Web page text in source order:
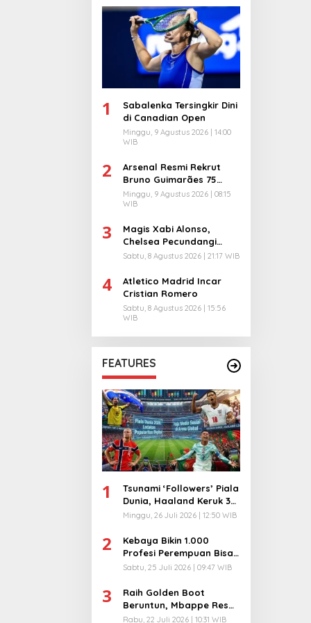
1
Sabalenka Tersingkir Dini
di Canadian Open
Minggu, 9 Agustus 2026 | 14:00
WIB
2
Arsenal Resmi Rekrut
Bruno Guimarães 75
Juta Pound
Minggu, 9 Agustus 2026 | 08:15
WIB
3
Magis Xabi Alonso,
Chelsea Pecundangi
Milan
Sabtu, 8 Agustus 2026 | 21:17 WIB
4
Atletico Madrid Incar
Cristian Romero
Sabtu, 8 Agustus 2026 | 15:56
WIB
FEATURES
1
Tsunami ‘Followers’ Piala
Dunia, Haaland Keruk 32
Juta, Kiper 40 Tahun
Minggu, 26 Juli 2026 | 12:50 WIB
2
Kebaya Bikin 1.000
Profesi Perempuan Bisa
Menyatu di Arena
Sabtu, 25 Juli 2026 | 09:47 WIB
3
Raih Golden Boot
Beruntun, Mbappe Resmi
Kunci Takhta Top Skor
Rabu, 22 Juli 2026 | 10:31 WIB